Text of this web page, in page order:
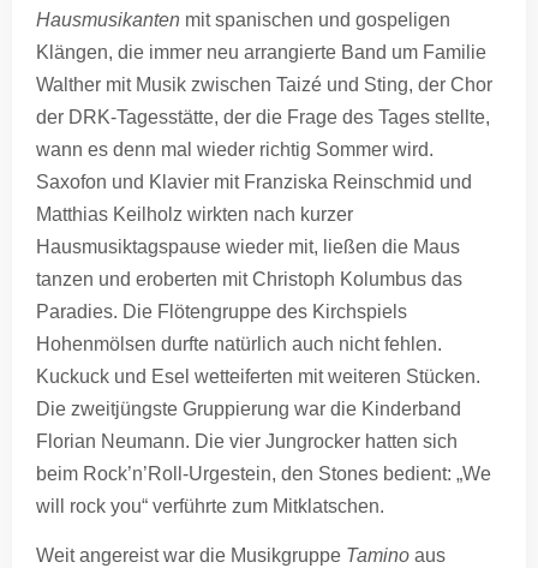
Hausmusikanten mit spanischen und gospeligen
Klängen, die immer neu arrangierte Band um Familie
Walther mit Musik zwischen Taizé und Sting, der Chor
der DRK-Tagesstätte, der die Frage des Tages stellte,
wann es denn mal wieder richtig Sommer wird.
Saxofon und Klavier mit Franziska Reinschmid und
Matthias Keilholz wirkten nach kurzer
Hausmusiktagspause wieder mit, ließen die Maus
tanzen und eroberten mit Christoph Kolumbus das
Paradies. Die Flötengruppe des Kirchspiels
Hohenmölsen durfte natürlich auch nicht fehlen.
Kuckuck und Esel wetteiferten mit weiteren Stücken.
Die zweitjüngste Gruppierung war die Kinderband
Florian Neumann. Die vier Jungrocker hatten sich
beim Rock’n’Roll-Urgestein, den Stones bedient: „We
will rock you“ verführte zum Mitklatschen.
Weit angereist war die Musikgruppe Tamino aus